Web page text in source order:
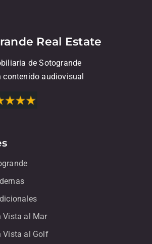
Real Estate
de Sotogrande
contenido audiovisual
Vista al Mar
Vista al Golf